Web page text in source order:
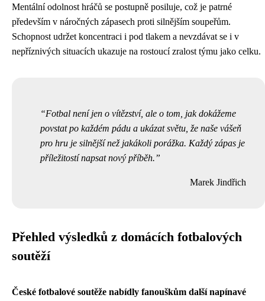
Mentální odolnost hráčů se postupně posiluje, což je patrné
především v náročných zápasech proti silnějším soupeřům.
Schopnost udržet koncentraci i pod tlakem a nevzdávat se i v
nepříznivých situacích ukazuje na rostoucí zralost týmu jako celku.
Fotbal není jen o vítězství, ale o tom, jak dokážeme
povstat po každém pádu a ukázat světu, že naše vášeň
pro hru je silnější než jakákoli porážka. Každý zápas je
příležitostí napsat nový příběh.
Marek Jindřich
Přehled výsledků z domácích fotbalových
soutěží
České fotbalové soutěže nabídly fanouškům další napínavé